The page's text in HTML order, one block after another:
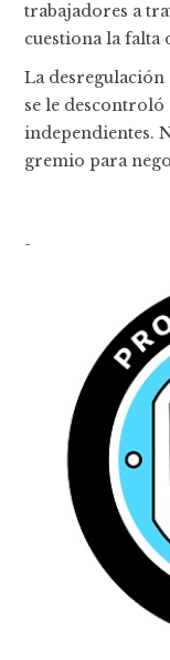
trabajadores a
cuestiona la falta
La
se le
independientes.
gremio para
-